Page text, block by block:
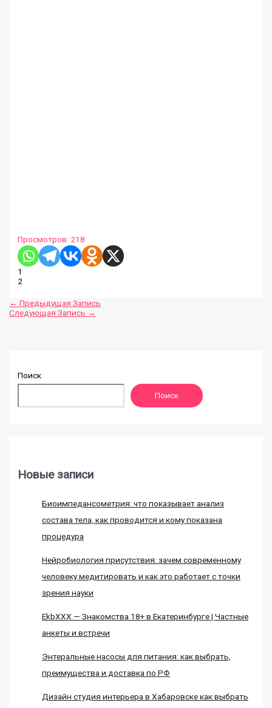
Просмотров: 218
1
2
← Предыдущая Запись
Следующая Запись →
Поиск
Поиск
Новые записи
Биоимпедансометрия: что показывает анализ
состава тела, как проводится и кому показана
процедура
Нейробиология присутствия: зачем современному
человеку медитировать и как это работает с точки
зрения науки
EkbXXX — Знакомства 18+ в Екатеринбурге | Частные
анкеты и встречи
Энтеральные насосы для питания: как выбрать,
преимущества и доставка по РФ
Дизайн студия интерьера в Хабаровске как выбрать